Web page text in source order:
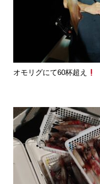
オモリグにて60杯超え